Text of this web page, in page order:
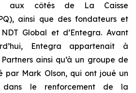
aux côtés de La Caisse
ainsi que des fondateurs et
Global et d’Entegra. Avant
Entegra appartenait à
ainsi qu’à un groupe de
par Mark Olson, qui ont joué un
dans le renforcement de la